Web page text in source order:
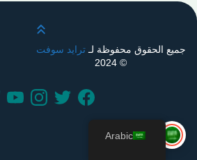
قم
جميع الحقوق محفوظة لـترايد سوفت
© 2024
Arabic